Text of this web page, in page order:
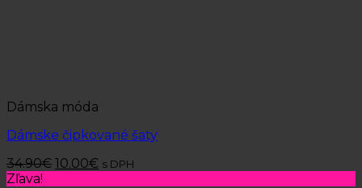
Dámska móda
Dámske čipkované šaty
34.90€ 10.00€ s DPH
Zľava!